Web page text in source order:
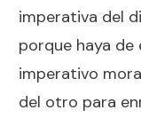
imperativa del
porque haya
imperativo
del otro para